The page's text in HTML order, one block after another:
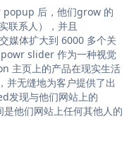
后，他们grow 的
联系人），并且
媒体扩大到 6000 多个关
slider 作为一种视觉
主页上的产品在现实生活
并无缝地为客户提供了出
发现与他们网站上的
他们网站上任何其他人的